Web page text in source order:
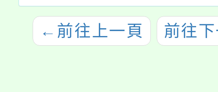
← 前往上一頁 前往